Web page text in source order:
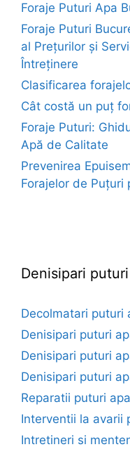
Foraje Puturi Apa
Foraje Puturi
al Prețurilor și
Întreținere
Clasificarea
Cât costă un puț
Foraje Puturi:
Apă de Calitate
Prevenirea
Forajelor de
Denisipari
Decolmatari puturi
Denisipari puturi
Denisipari puturi
Denisipari puturi
Reparatii puturi apa
Interventii la avarii
Intretineri si